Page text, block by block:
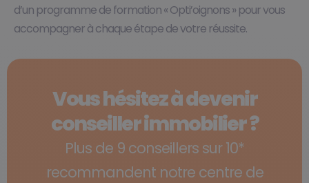
d’un programme de formation « Opti’oignons » pour vous
accompagner à chaque étape de votre réussite.
Vous hésitez à devenir
conseiller immobilier ?
Plus de 9 conseillers sur 10*
recommandent notre centre de